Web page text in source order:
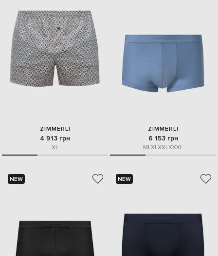
ZIMMERLI
4 913 грн
XL
ZIMMERLI
6 153 грн
MLXLXXLXXXL
NEW NEW